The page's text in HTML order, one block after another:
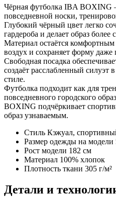
Чёрная футболка IBA BOXING
повседневной носки,
Глубокий чёрный цвет легко
гардероба и делает образ
Материал остаётся
воздух и сохраняет форму даже
Свободная посадка
создаёт расслабленный силуэт
стиле.
Футболка подходит как для
повседневного городского
BOXING подчёркивает
образ узнаваемым.
Стиль Кэжуал,
Размер одежды на модели
Рост модели 182 см
Материал 100% хлопок
Плотность ткани 305 г/м²
Детали и